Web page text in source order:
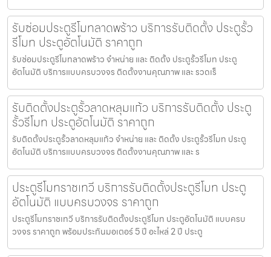
รับซ่อมประตูรีโมทลาดพร้าว บริการรับติดตั้ง ประตูรั้ว
รีโมท ประตูอัตโนมัติ ราคาถูก
รับซ่อมประตูรีโมทลาดพร้าว จำหน่าย และ ติดตั้ง ประตูรั้วรีโมท ประตู
อัตโนมัติ บริการแบบครบวงจร ติดตั้งงานคุณภาพ และ รวดเร็
รับติดตั้งประตูรั้วลาดหลุมแก้ว บริการรับติดตั้ง ประตู
รั้วรีโมท ประตูอัตโนมัติ ราคาถูก
รับติดตั้งประตูรั้วลาดหลุมแก้ว จำหน่าย และ ติดตั้ง ประตูรั้วรีโมท ประตู
อัตโนมัติ บริการแบบครบวงจร ติดตั้งงานคุณภาพ และ ร
ประตูรีโมทราชเทวี บริการรับติดตั้งประตูรีโมท ประตู
อัตโนมัติ แบบครบวงจร ราคาถูก
ประตูรีโมทราชเทวี บริการรับติดตั้งประตูรีโมท ประตูอัตโนมัติ แบบครบ
วงจร ราคาถูก พร้อมประกันมอเตอร์ 5 ปี อะไหล่ 2 ปี ประตู